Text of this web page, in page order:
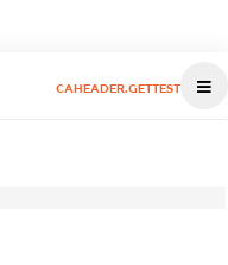
CAHEADER.GETTEST